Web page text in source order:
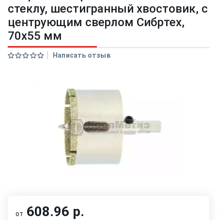
стеклу, шестигранный хвостовик, с
центрующим сверлом Сибртех,
70х55 мм
Написать отзыв
от 608.96 р.